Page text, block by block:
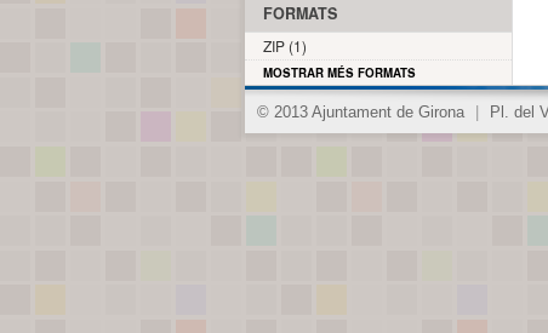
FORMATS
ZIP (1)
MOSTRAR MÉS FORMATS
© 2013 Ajuntament de Girona Pl. del